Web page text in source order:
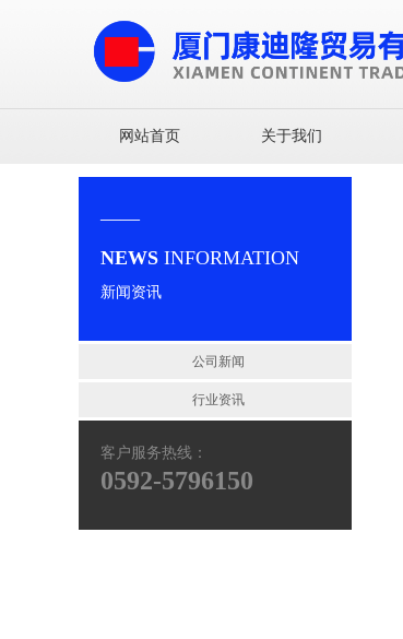
网站首页 关于我们
——
NEWS INFORMATION
新闻资讯
公司新闻
行业资讯
客户服务热线：
0592-5796150